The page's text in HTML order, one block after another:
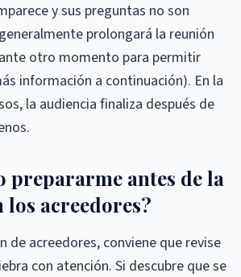
y sus preguntas no son
prolongará la reunión
otro momento para permitir
información a continuación). En la
la audiencia finaliza después de
prepararme antes de la
acreedores?
de acreedores, conviene que revise
con atención. Si descubre que se